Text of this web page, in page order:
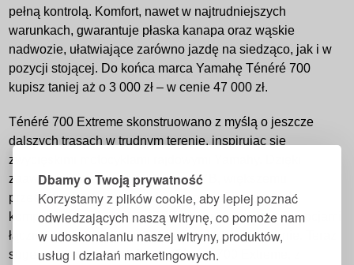
Dbamy o Twoją prywatność
Korzystamy z plików cookie, aby lepiej poznać
odwiedzających naszą witrynę, co pomoże nam
w udoskonalaniu naszej witryny, produktów,
usług i działań marketingowych.
pełną kontrolą. Komfort, nawet w najtrudniejszych
warunkach, gwarantuje płaska kanapa oraz wąskie
nadwozie, ułatwiające zarówno jazdę na siedząco, jak i w
pozycji stojącej. Do końca marca Yamahę Ténéré 700
kupisz taniej aż o 3 000 zł – w cenie 47 000 zł.
Ténéré 700 Extreme skonstruowano z myślą o jeszcze
dalszych trasach w trudnym terenie, inspirując się
zwycięskimi motocyklami rajdowymi Yamahy. Dzięki
zaawansowanemu zawieszeniu KYB, większemu
prześwitowi, a także szerokiej gamie off-roadowych
komponentów i kokpitowi TFT z trzema motywami i opcjami
łączności, maszyna gotowa jest na każde wyzwanie. Teraz
sugerowana cena detaliczna Ténéré 700 Extreme, z